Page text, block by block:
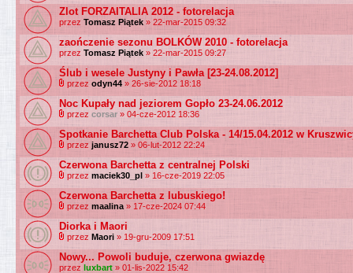
Zlot FORZAITALIA 2012 - fotorelacja
przez Tomasz Piątek » 22-mar-2015 09:32
zaończenie sezonu BOLKÓW 2010 - fotorelacja
przez Tomasz Piątek » 22-mar-2015 09:27
Ślub i wesele Justyny i Pawła [23-24.08.2012]
przez odyn44 » 26-sie-2012 18:18
Noc Kupały nad jeziorem Gopło 23-24.06.2012
przez corsar » 04-cze-2012 18:36
Spotkanie Barchetta Club Polska - 14/15.04.2012 w
przezjanusz72 » 06-lut-2012 22:24
Czerwona Barchetta z centralnej Polski
przez maciek30_pl » 16-cze-2019 22:05
Czerwona Barchetta z lubuskiego!
przez maalina » 17-cze-2024 07:44
Diorka i Maori
przez Maori » 19-gru-2009 17:51
Nowy... Powoli buduje, czerwona gwiazdę
przez luxbart » 01-lis-2022 15:42